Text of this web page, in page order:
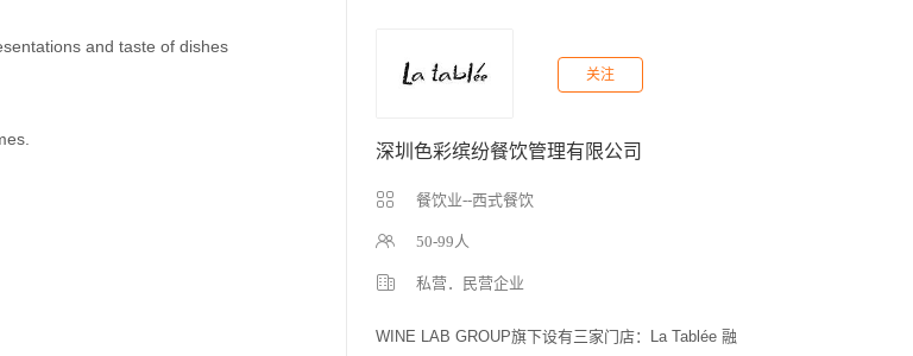
and taste of dishes
关注
深圳色彩缤纷餐饮管理有限公司
餐饮业--西式餐饮
50-99人
私营．民营企业
WINE LAB GROUP旗下设有三家门店：La Tablée 融